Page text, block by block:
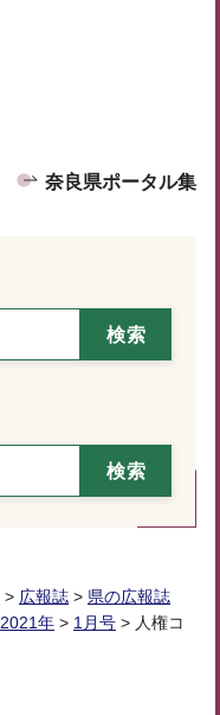
奈良県ポータル集
> 広報誌 > 県の広報誌
2021年 > 1月号 > 人権コ